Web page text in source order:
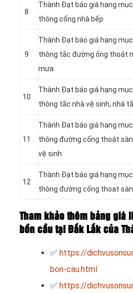
8
Thành Đạt báo giá hạng mục
thông cống nhà bếp
9
Thành Đạt báo giá hạng mục
thông tắc đường ống thoát
mưa
10
Thành Đạt báo giá hạng mục
thông tắc nhà vệ sinh, nhà
11
Thành Đạt báo giá hạng mục
thông đường cống thoát
vệ sinh
12
Thành Đạt báo giá hạng mục
thông đường cống thoat
Tham khảo thêm bảng giá
bồn cầu tại Đắk Lắk của
✅ https://
bon-cau.html
✅ https://